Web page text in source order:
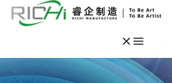
تخطي
المحتوى